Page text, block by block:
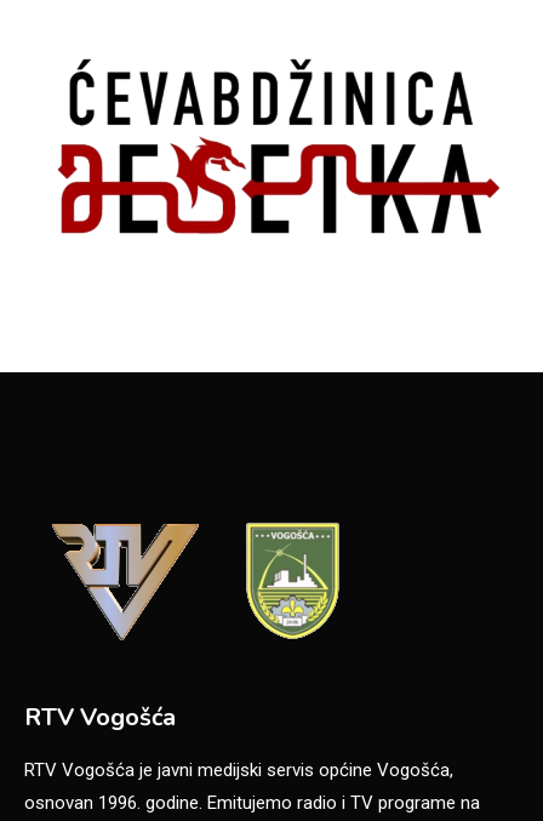
RTV Vogošća
RTV Vogošća je javni medijski servis općine Vogošća,
osnovan 1996. godine. Emitujemo radio i TV programe na